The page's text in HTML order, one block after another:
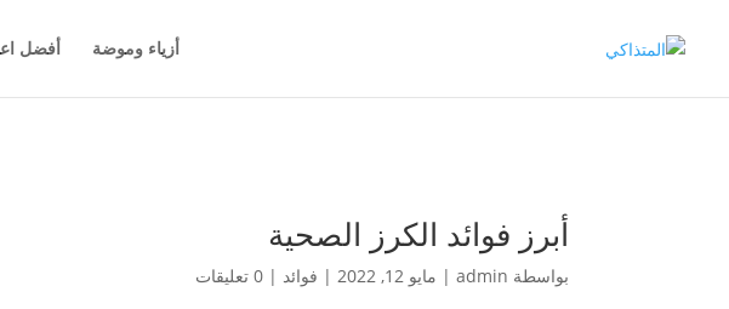
أزياء وموضة أفضل
أبرز فوائد الكرز الصحية
بواسطة admin
| مايو 12, 2022 | فوائد | 0 تعليقات